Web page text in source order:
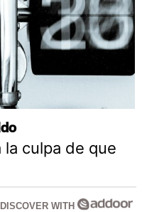
culpa de que
DISCOVER WITH